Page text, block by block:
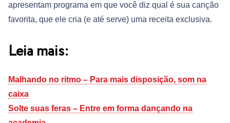
apresentam programa em que você diz qual é sua canção
favorita, que ele cria (e até serve) uma receita exclusiva.
Leia mais:
Malhando no ritmo – Para mais disposição, som na
caixa
Solte suas feras – Entre em forma dançando na